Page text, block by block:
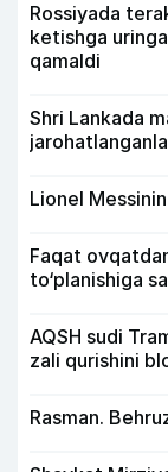
Rossiyada
ketishga
qamaldi
Shri Lankada
Lionel
Faqat
to‘planishiga
AQSH sudi
zali qurishini
Rasman.